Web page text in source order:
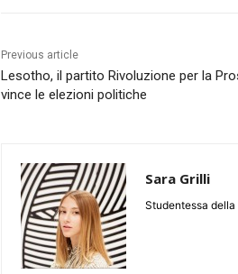
Previous article
Lesotho, il partito Rivoluzione per la
vince le elezioni politiche
Sara Grilli
Studentessa